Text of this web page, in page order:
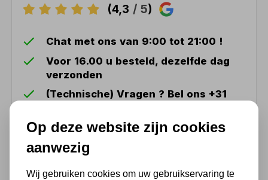
(4,3 / 5)
Chat met ons van 9:00 tot 21:00 !
Voor 16.00 u besteld, dezelfde dag
verzonden
(Technische) Vragen ? Bel ons +31
1.500 m2 winkel in Rijssen !
Twents familiebedrijf sinds 1992 !
Op deze website zijn cookies
aanwezig
Wij gebruiken cookies om uw gebruikservaring te